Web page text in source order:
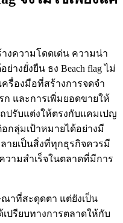
งความโดดเด่น ความน่า
างยั่งยืน ธง Beach flag ไม่
ครื่องมือที่สร้างการจดจำ
และการเพิ่มยอดขายให้
ปรับแต่งให้ตรงกับแคมเปญ
กลุ่มเป้าหมายได้อย่างมี
ายเป็นสิ่งที่ทุกธุรกิจควรมี
วามสำเร็จในตลาดที่มีการ
ณาที่สะดุดตา แต่ยังเป็น
ปรียบทางการตลาดให้กับ